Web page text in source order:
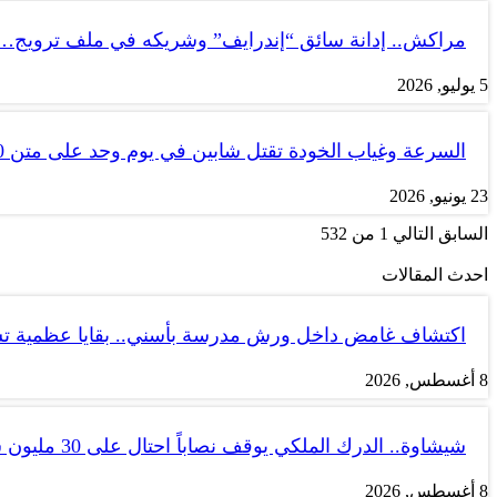
مراكش.. إدانة سائق “إندرايف” وشريكه في ملف
5 يوليو, 2026
السرعة وغياب الخودة تقتل شابين في يوم وحد على متن tank 50
23 يونيو, 2026
السابق التالي 1 من 532
احدث المقالات
اكتشاف غامض داخل ورش مدرسة بأسني.. بقايا عظمية
8 أغسطس, 2026
شيشاوة.. الدرك الملكي يوقف نصاباً احتال على 30 مليون سنتيم
8 أغسطس, 2026